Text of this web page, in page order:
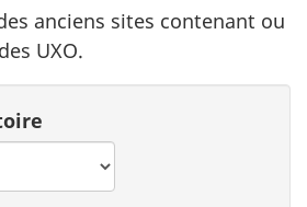
anciens sites contenant ou
UXO.